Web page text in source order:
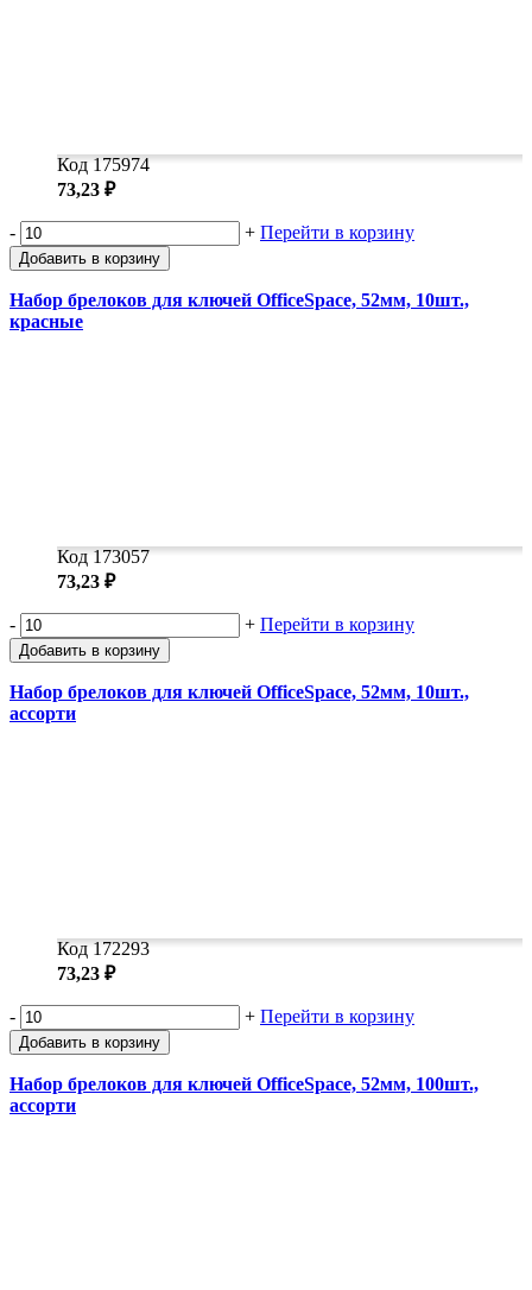
Код 175974
73,23 ₽
- + Перейти в корзину
Добавить в корзину
Набор брелоков для ключей OfficeSpace, 52мм, 10шт.,
красные
Код 173057
73,23 ₽
- + Перейти в корзину
Добавить в корзину
Набор брелоков для ключей OfficeSpace, 52мм, 10шт.,
ассорти
Код 172293
73,23 ₽
- + Перейти в корзину
Добавить в корзину
Набор брелоков для ключей OfficeSpace, 52мм, 100шт.,
ассорти